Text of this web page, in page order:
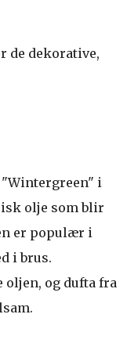
de dekorative,
i
olje som blir
er populær i
i brus.
oljen, og dufta fra